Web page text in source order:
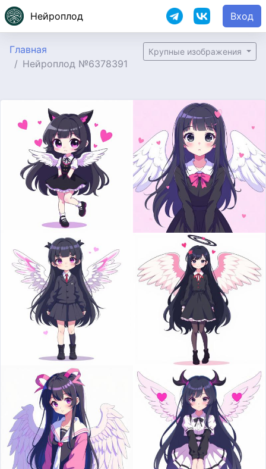
Нейроплод Вход
Главная
Нейроплод №6378391
Крупные изображения